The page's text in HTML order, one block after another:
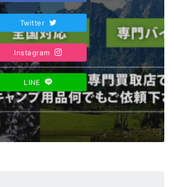
Twitter
Instagram
LINE